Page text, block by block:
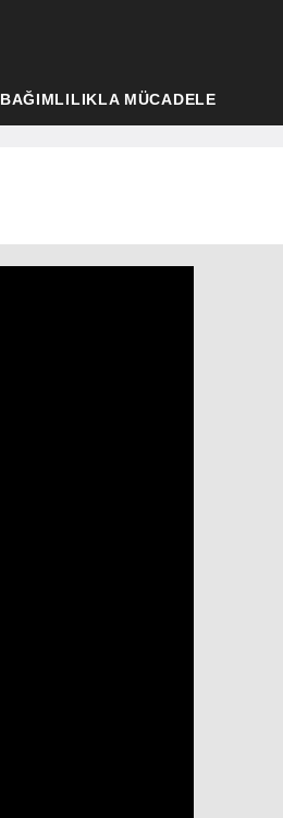
BAĞIMLILIKLA MÜCADELE